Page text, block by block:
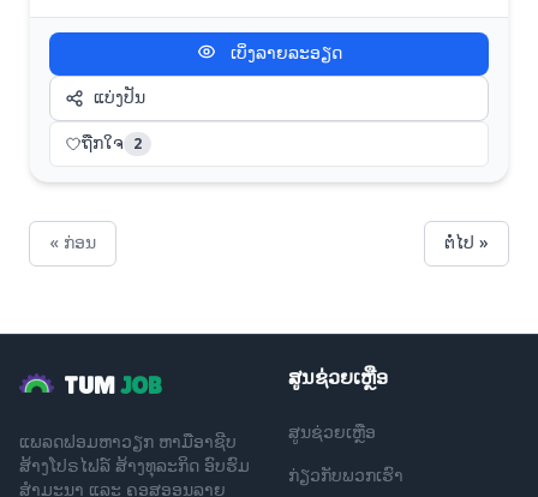
ได้รับมอบหมาย -จัดทำรายงานสรุปผลการดำเนินงาน ปัญหา และ
แนวทางแก้ไข เพื่อนำเสนอต่อผู้บังคับบัญชา
ເບິ່ງລາຍລະອຽດ
ແບ່ງປັນ
ຖືກໃຈ 2
« ກ່ອນ ຕໍ່ໄປ »
TUMJOB
ແພລດຟອມຫາວຽກ ຫາມືອາຊີບ
ສ້າງໂປຣໄຟລ໌ ສ້າງທຸລະກິດ ອົບຮົມ
ສຳມະນາ ແລະ ຄອສອອນລາຍ
ສູນຊ່ວຍເຫຼືອ
ສູນຊ່ວຍເຫຼືອ
ກ່ຽວກັບພວກເຮົາ